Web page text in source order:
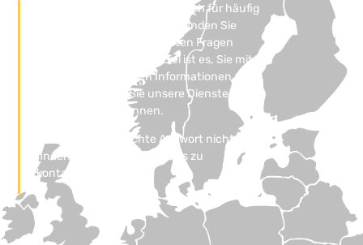
Willkommen in unserem Bereich für häufig
gestellte Fragen (FAQ). Hier finden Sie
Antworten auf die häufigsten Fragen
unserer Kunden. Unser Ziel ist es, Sie mit
klaren und nützlichen Informationen zu
versorgen, damit Sie unsere Dienste
optimal nutzen können.
Wenn Sie die gesuchte Antwort nicht
finden, zögern Sie nicht, uns zu
kontaktieren.